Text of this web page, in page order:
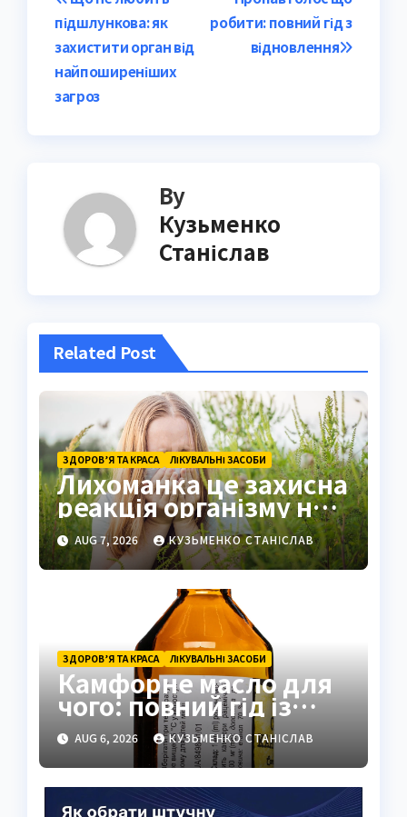
navigation
робити: повний гід з
відновлення
підшлункова: як
захистити орган від
найпоширеніших
загроз
By
Кузьменко
Станіслав
Related Post
ЗДОРОВ’Я ТА КРАСА ЛІКУВАЛЬНІ ЗАСОБИ
Лихоманка це захисна
реакція організму на
інфекцію
AUG 7, 2026 КУЗЬМЕНКО СТАНІСЛАВ
ЗДОРОВ’Я ТА КРАСА ЛІКУВАЛЬНІ ЗАСОБИ
Камфорне масло для
чого: повний гід із
застосуванням і
властивостями
AUG 6, 2026 КУЗЬМЕНКО СТАНІСЛАВ